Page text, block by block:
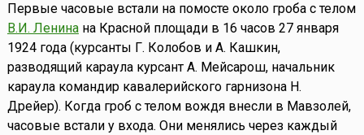
Первые часовые встали на помосте около гроба с телом
В.И. Ленинана Красной площади в 16 часов 27 января
1924 года (курсанты Г. Колобов и А. Кашкин,
разводящий караула курсант А. Мейсарош, начальник
караула командир кавалерийского гарнизона Н.
Дрейер). Когда гроб с телом вождя внесли в Мавзолей,
часовые встали у входа. Они менялись через каждый